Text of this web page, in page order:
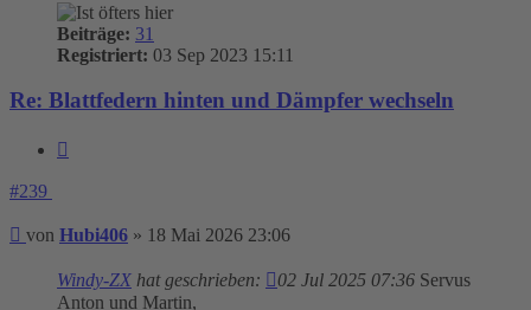
Beiträge: 31
Registriert: 03 Sep 2023 15:11
Re: Blattfedern hinten und Dämpfer wechseln
#239
Beitrag
von Hubi406 » 18 Mai 2026 23:06
Windy-ZX hat geschrieben: 02 Jul 2025 07:36 Servus
Anton und Martin,